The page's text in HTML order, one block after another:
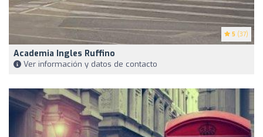
5 (37)
Academia Ingles Ruffino
Ver información y datos de contacto